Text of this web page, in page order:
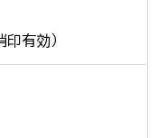
印有効）